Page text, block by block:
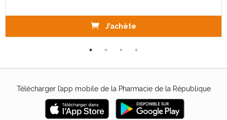
J’achète
Télécharger l’app mobile de la Pharmacie de la République